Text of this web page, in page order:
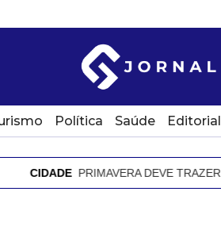
Política Saúde Editorial
CIDADE PRIMAVERA DEVE TRAZER